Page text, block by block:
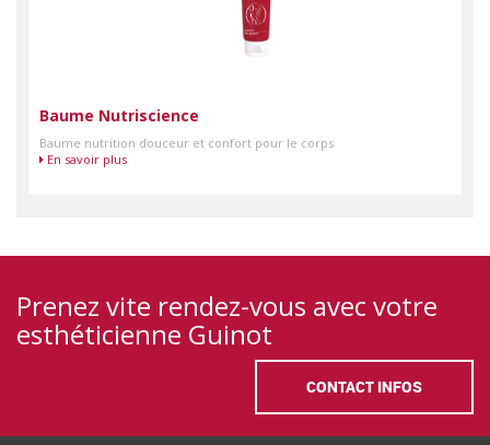
Baume Nutriscience
Baume nutrition douceur et confort pour le corps
En savoir plus
Prenez vite rendez-vous avec votre
esthéticienne Guinot
CONTACT INFOS